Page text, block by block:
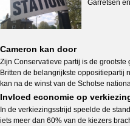
Garretsen
Cameron kan door
Zijn Conservatieve partij is de
Britten de belangrijkste oppositiepartij
kan na de winst van de Schotse
Invloed economie op
In de verkiezingsstrijd speelde de
iets meer dan 60% van de kiezers